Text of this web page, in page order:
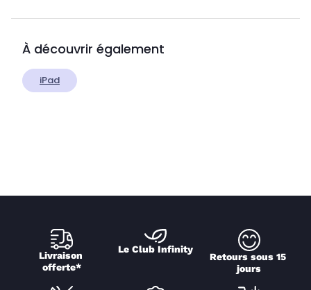
À découvrir également
iPad
Livraison
offerte*
Le Club Infinity
Retours sous 15
jours